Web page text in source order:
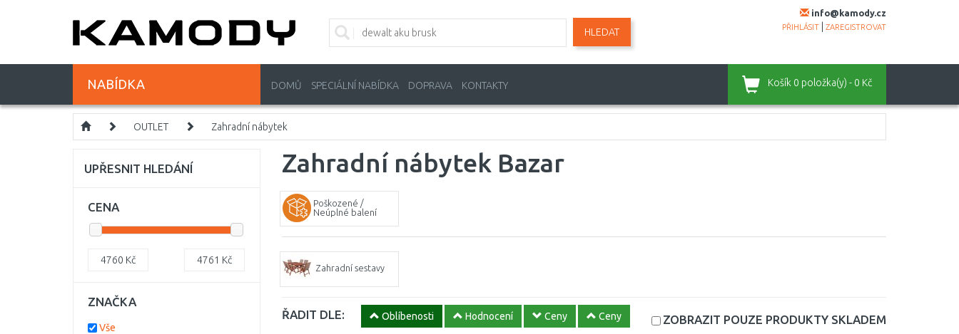
info@kamody.cz
PŘIHLÁSIT ZAREGISTROVAT
HLEDAT
NABÍDKA DOMŮ SPECIÁLNÍ NABÍDKA DOPRAVA KONTAKTY Košík 0 položka(y) - 0 Kč
OUTLET Zahradní nábytek
Zahradní nábytek Bazar
Poškozené /
Neúplné balení
Zahradní sestavy
ŘADIT DLE: Oblíbenosti Hodnocení Ceny Ceny ZOBRAZIT POUZE PRODUKTY SKLADEM
UPŘESNIT HLEDÁNÍ
CENA
4760 Kč 4761 Kč
ZNAČKA
Vše